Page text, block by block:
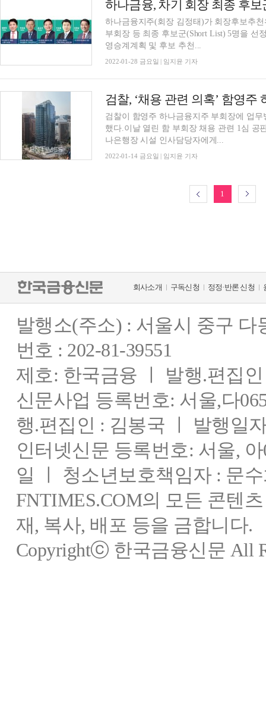
하나금융, 차기 회장 최종 후
하나금융지주(회장 김정태)가 회장후보추
부회장 등 최종 후보군(Short List) 5명을 선
영승계계획 및 후보 추천...
2022-01-28 금요일 | 임지윤 기자
검찰이 함영주 하나금융지주 부회장에 업
했다.이날 열린 함 부회장 채용 관련 1심 공
나은행장 시설 인사담당자에게...
2022-01-14 금요일 | 임지윤 기자
1
회사소개 구독신청 정정·반론 신청
발행소(주소) : 서울시 중구
번호 : 202-81-39551
제호: 한국금융 ㅣ 발행.편집
신문사업 등록번호: 서울,다
행.편집인 : 김봉국 ㅣ 발행일
인터넷신문 등록번호: 서울,
일 ㅣ 청소년보호책임자 : 문
FNTIMES.COM의 모든 콘텐
재, 복사, 배포 등을 금합니다.
Copyrightⓒ 한국금융신문 All